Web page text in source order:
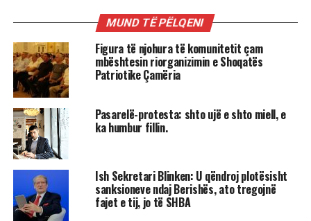
MUND TË PËLQENI
Figura të njohura të komunitetit çam
mbështesin riorganizimin e Shoqatës
Patriotike Çamëria
Pasarelë-protesta: shto ujë e shto miell, e
ka humbur fillin.
Ish Sekretari Blinken: U qëndroj plotësisht
sanksioneve ndaj Berishës, ato tregojnë
fajet e tij, jo të SHBA